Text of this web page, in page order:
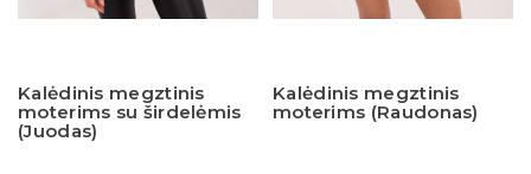
Kalėdinis megztinis
moterims su širdelėmis
(Juodas)
Kalėdinis megztinis
moterims (Raudonas)